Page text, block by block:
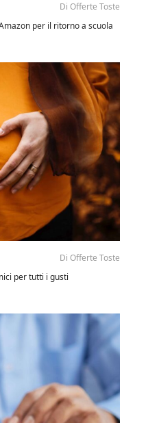
Di Offerte Toste
per il ritorno a scuola
Di Offerte Toste
per tutti i gusti